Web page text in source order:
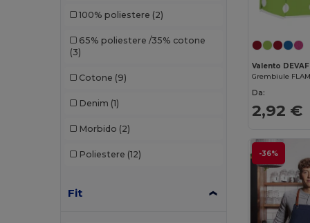
100% poliestere (2)
65% poliestere /35% cotone
(3)
Cotone (9)
Denim (1)
Morbido (2)
Poliestere (12)
Fit
Valento
Grembiule
Da:
2,92 €
-36%